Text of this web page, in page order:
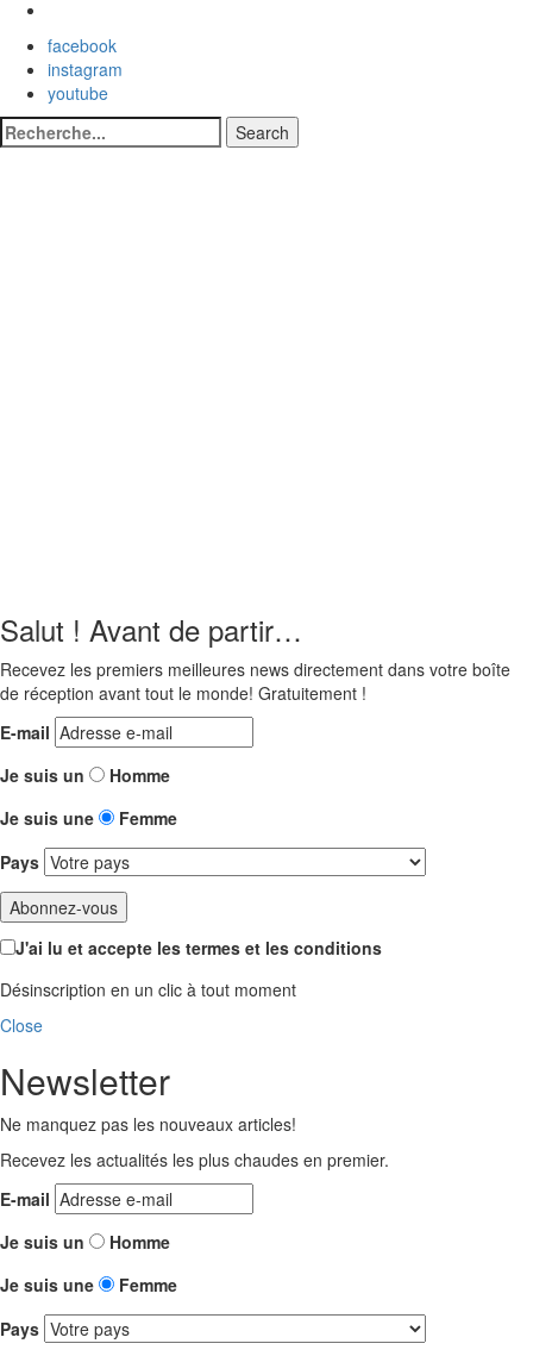
facebook
instagram
youtube
Search
for:
Search
Salut ! Avant de partir…
Recevez les premiers meilleures news directement dans votre boîte
de réception avant tout le monde! Gratuitement !
E-mail
Je suis un
Homme
Je suis une
Femme
Pays
J'ai lu et accepte les termes et les conditions
Désinscription en un clic à tout moment
Close
Newsletter
Ne manquez pas les nouveaux articles!
Recevez les actualités les plus chaudes en premier.
E-mail
Je suis un
Homme
Je suis une
Femme
Pays